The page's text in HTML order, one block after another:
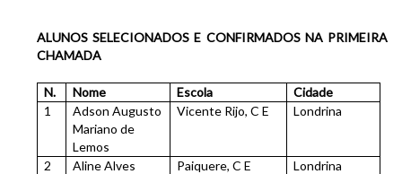
ALUNOS SELECIONADOS E CONFIRMADOS NA PRIMEIRA
CHAMADA
N. Nome Escola
Cidade
1
Adson Augusto
Mariano de
Lemos
Vicente Rijo, C E Londrina
2 Aline Alves Paiquere, C E
Londrina